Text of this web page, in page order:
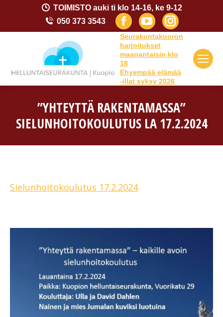
TOIMISTO auki ti klo 14-16, ke 9-12
050 373 3543
Facebook
page
opens
in
new
window
YouTube
page
opens
in
new
window
Instagram
page
opens
in
new
window
Seurakuntakuoron
harjoitukset
maanantaisin klo
18
Ehyempää elämää
-illat syksy 2026
”YHTEYTTÄ RAKENTAMASSA”
SIELUNHOITOKOULUTUS LA 17.2.2024
Sielunhoitokoulutus 17.2.2024